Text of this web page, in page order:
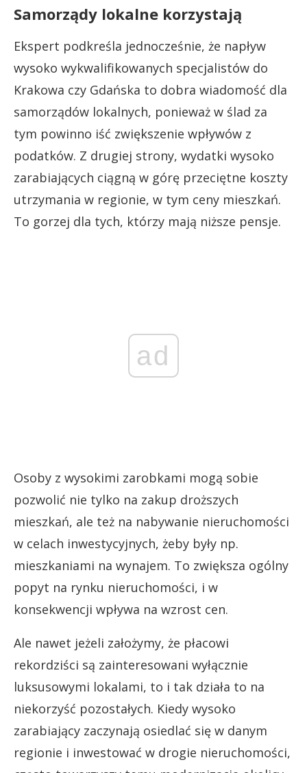
Samorządy lokalne korzystają
Ekspert podkreśla jednocześnie, że napływ
wysoko wykwalifikowanych specjalistów do
Krakowa czy Gdańska to dobra wiadomość dla
samorządów lokalnych, ponieważ w ślad za
tym powinno iść zwiększenie wpływów z
podatków. Z drugiej strony, wydatki wysoko
zarabiających ciągną w górę przeciętne koszty
utrzymania w regionie, w tym ceny mieszkań.
To gorzej dla tych, którzy mają niższe pensje.
ad
Osoby z wysokimi zarobkami mogą sobie
pozwolić nie tylko na zakup droższych
mieszkań, ale też na nabywanie nieruchomości
w celach inwestycyjnych, żeby były np.
mieszkaniami na wynajem. To zwiększa ogólny
popyt na rynku nieruchomości, i w
konsekwencji wpływa na wzrost cen.
Ale nawet jeżeli założymy, że płacowi
rekordziści są zainteresowani wyłącznie
luksusowymi lokalami, to i tak działa to na
niekorzyść pozostałych. Kiedy wysoko
zarabiający zaczynają osiedlać się w danym
regionie i inwestować w drogie nieruchomości,